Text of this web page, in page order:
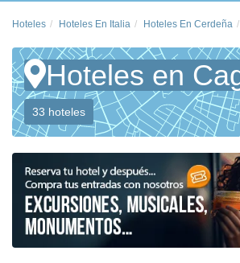
Hoteles Hoteles En Italia Hoteles En Cerdeña
Hoteles en
33 hoteles